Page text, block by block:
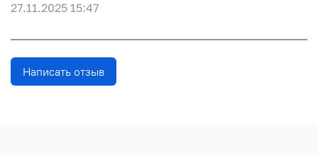
27.11.2025 15:47
Написать отзыв